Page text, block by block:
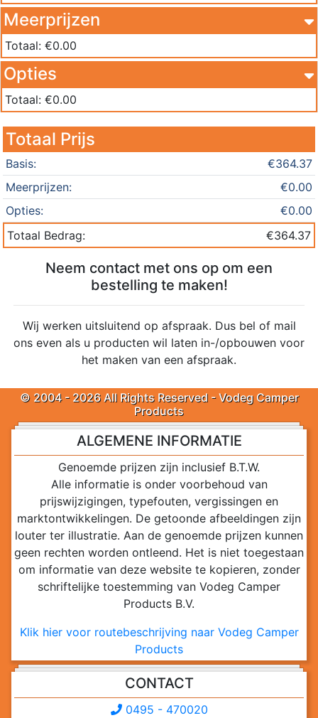
Meerprijzen
Totaal: €0.00
Opties
Totaal: €0.00
Totaal Prijs
Basis: €364.37
Meerprijzen:
€0.00
Opties:
€0.00
Totaal Bedrag:
€364.37
Neem contact met ons op om een
bestelling te maken!
Wij werken uitsluitend op afspraak. Dus bel of mail
ons even als u producten wil laten in-/opbouwen voor
het maken van een afspraak.
© 2004 - 2026 All Rights Reserved - Vodeg Camper
Products
ALGEMENE INFORMATIE
Genoemde prijzen zijn inclusief B.T.W.
Alle informatie is onder voorbehoud van
prijswijzigingen, typefouten, vergissingen en
marktontwikkelingen. De getoonde afbeeldingen zijn
louter ter illustratie. Aan de genoemde prijzen kunnen
geen rechten worden ontleend. Het is niet toegestaan
om informatie van deze website te kopieren, zonder
schriftelijke toestemming van Vodeg Camper
Products B.V.
Klik hier voor routebeschrijving naar Vodeg Camper
Products
CONTACT
0495 - 470020